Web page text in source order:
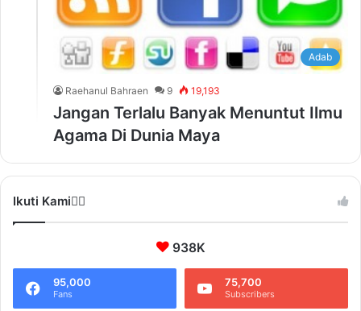
Adab
Raehanul Bahraen 9 19,193
Jangan Terlalu Banyak Menuntut Ilmu
Agama Di Dunia Maya
Ikuti Kami❤️‍🔥
938K
95,000
Fans
75,700
Subscribers